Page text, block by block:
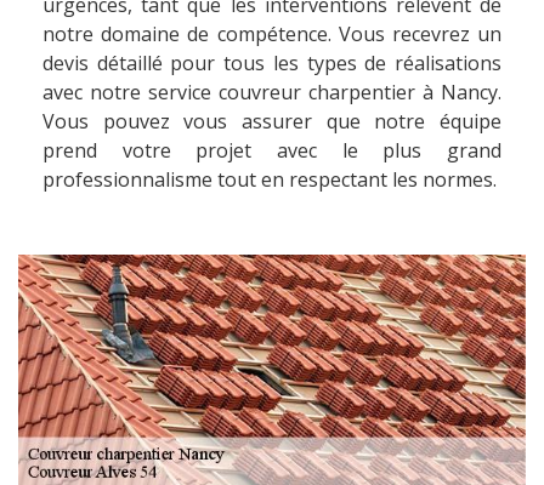
notre domaine de compétence. Vous recevrez un
devis détaillé pour tous les types de réalisations
avec notre service couvreur charpentier à Nancy.
Vous pouvez vous assurer que notre équipe
prend votre projet avec le plus grand
professionnalisme tout en respectant les normes.